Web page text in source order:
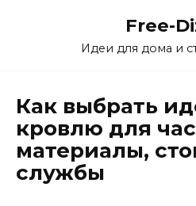
Free-
Идеи для дома и
Как выбрать
кровлю для
материалы,
службы